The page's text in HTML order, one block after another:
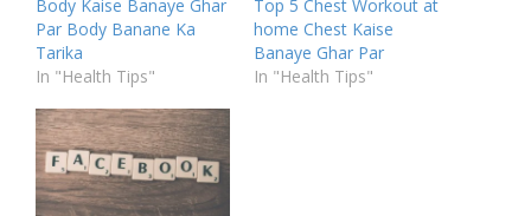
Body Kaise Banaye Ghar
Par Body Banane Ka
Tarika
In "Health Tips"
Top 5 Chest Workout at
home Chest Kaise
Banaye Ghar Par
In "Health Tips"